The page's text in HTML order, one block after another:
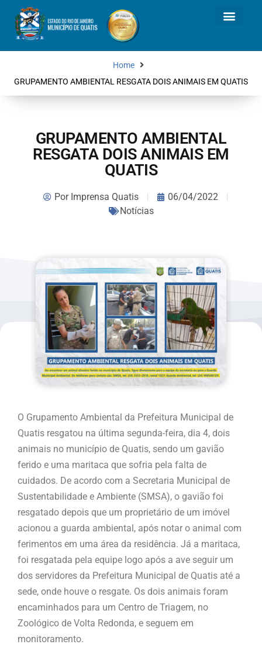
Home
GRUPAMENTO AMBIENTAL RESGATA DOIS ANIMAIS EM QUATIS
GRUPAMENTO AMBIENTAL
RESGATA DOIS ANIMAIS EM
QUATIS
PorImprensa Quatis
06/04/2022
Notícias
O Grupamento Ambiental da Prefeitura Municipal de
Quatis resgatou na última segunda-feira, dia 4, dois
animais no município de Quatis, sendo um gavião
ferido e uma maritaca que sofria pela falta de
cuidados. De acordo com a Secretaria Municipal de
Sustentabilidade e Ambiente (SMSA), o gavião foi
resgatado depois que um proprietário de um imóvel
acionou a guarda ambiental, após notar o animal com
ferimentos em uma área da residência. Já a maritaca,
foi resgatada pela equipe logo após a ave seguir um
dos servidores da Prefeitura Municipal de Quatis até a
sede, onde houve o resgate. Os dois animais foram
encaminhados para um Centro de Triagem, no
Zoológico de Volta Redonda, e seguem em
monitoramento.